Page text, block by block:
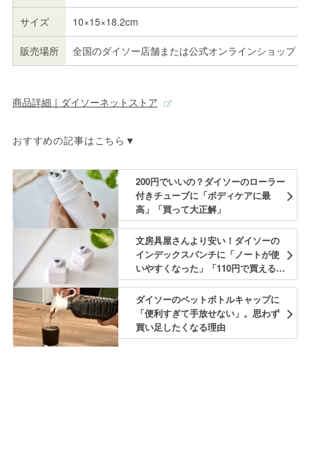
サイズ 10×15×18.2cm
販売場所 全国のダイソー店舗または公式オンラインショップ
商品詳細｜ダイソーネットストア
おすすめの記事はこちら▼
200円でいいの？ダイソーのローラー
付きチューブに「ボディケアに最
高」「買って大正解」
文房具屋さんより安い！ダイソーの
インデックスパンチに「ノートが使
いやすくなった」「110円で買えるの
嬉しい」
ダイソーのペットボトルキャップに
「便利すぎて手放せない」。思わず
買い足したくなる理由